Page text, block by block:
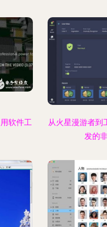
软件工
从火星漫游者到
发的